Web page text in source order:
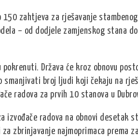
150 zahtjeva za rješavanje
– od dodjele zamjenskog stana
Država će kroz obnovu
smanjivati broj ljudi koji čekaju na
radova za prvih 10 stanova u
izvođače radova na obnovi desetak
zbrinjavanje najmoprimaca prema